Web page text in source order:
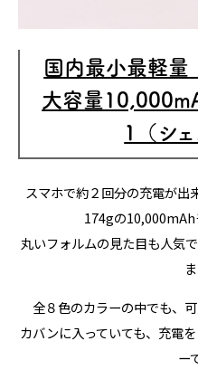
国内最小最軽量
大容量
1（シ
スマホで約２回分の充電が出
174gの10,000mAh
丸いフォルムの見た目も人気
全８色のカラーの中でも、
カバンに入っていても、充電
ー